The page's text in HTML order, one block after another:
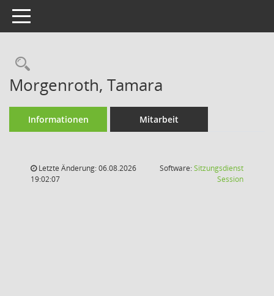
Toggle navigation
Rechercheauswahl
Morgenroth, Tamara
Informationen Mitarbeit
Letzte Änderung: 06.08.2026
19:02:07
Software:Sitzungsdienst
Session(Wird in